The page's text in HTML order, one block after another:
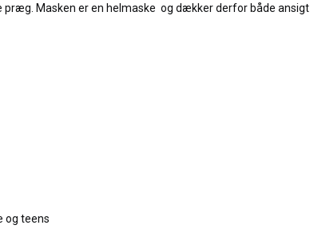
præg. Masken er en helmaske og dækker derfor både ansigt
og teens